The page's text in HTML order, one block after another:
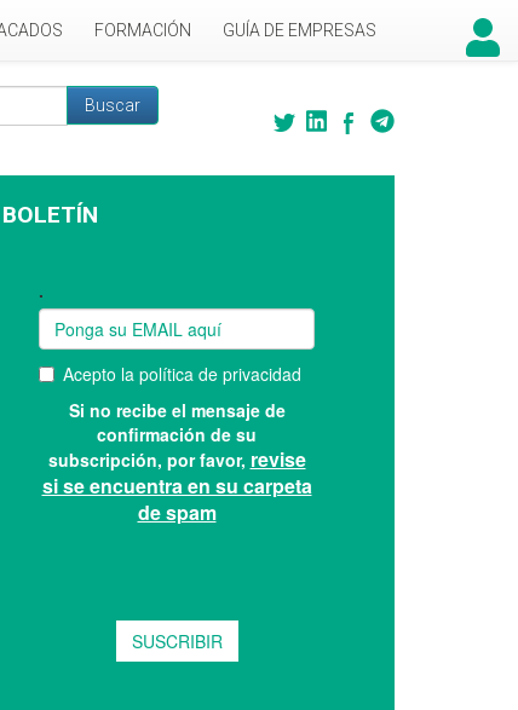
FORMACIÓN GUÍA DE EMPRESAS
Buscar
BOLETÍN